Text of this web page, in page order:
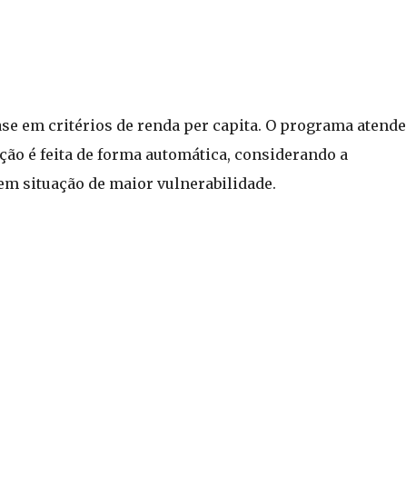
em critérios de renda per capita. O programa atende
é feita de forma automática, considerando a
situação de maior vulnerabilidade.